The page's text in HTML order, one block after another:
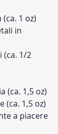
(ca. 1 oz)
in
(ca. 1/2
(ca. 1,5 oz)
(ca. 1,5 oz)
a piacere